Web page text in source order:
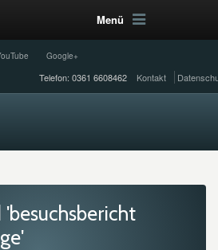
Menü
Google+
Telefon: 0361 6608462 Kontakt
'besuchsbericht